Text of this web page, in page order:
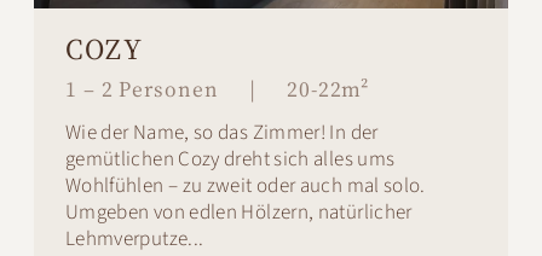
COZY
1 – 2 Personen |
20-22m²
Wie der Name, so das Zimmer! In der
gemütlichen Cozy dreht sich alles ums
Wohlfühlen – zu zweit oder auch mal solo.
Umgeben von edlen Hölzern, natürlicher
Lehmverputze...